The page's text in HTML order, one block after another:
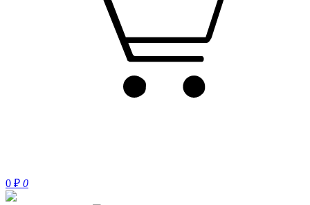
0 ₽ 0